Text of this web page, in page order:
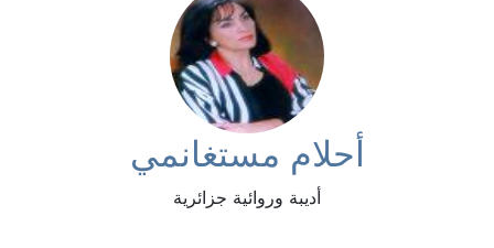
أحلام مستغانمي
أديبة وروائية جزائرية